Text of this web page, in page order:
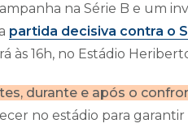
na Série B e um
partida decisiva contra o
às 16h, no Estádio
durante e após o
no estádio para